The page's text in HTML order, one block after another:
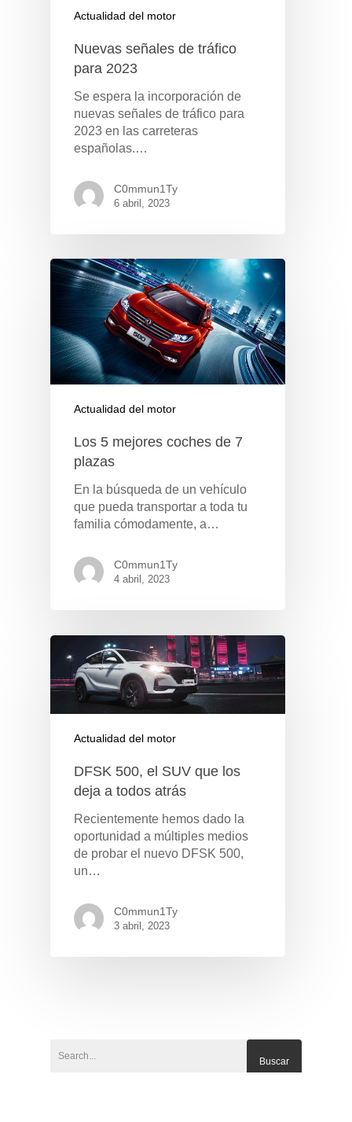
Actualidad del motor
Nuevas señales de tráfico
para 2023
Se espera la incorporación de
nuevas señales de tráfico para
2023 en las carreteras
españolas.…
C0mmun1Ty
6 abril, 2023
Actualidad del motor
Los 5 mejores coches de 7
plazas
En la búsqueda de un vehículo
que pueda transportar a toda tu
familia cómodamente, a…
C0mmun1Ty
4 abril, 2023
Actualidad del motor
DFSK 500, el SUV que los
deja a todos atrás
Recientemente hemos dado la
oportunidad a múltiples medios
de probar el nuevo DFSK 500,
un…
C0mmun1Ty
3 abril, 2023
DFSK E5
DFSK 600